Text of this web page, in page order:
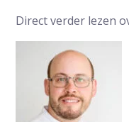
Direct verder lezen